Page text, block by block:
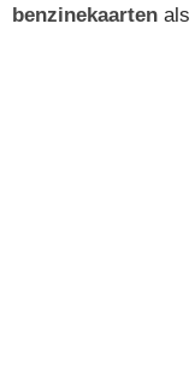
benzinekaarten als